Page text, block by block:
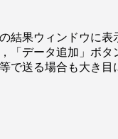
果ウィンドウに
データ追加」ボ
で送る場合も大き